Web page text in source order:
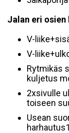
Jalan eri
V-
V-
Rytmikäs
kuljetus
2xsivulle
toiseen
Usean